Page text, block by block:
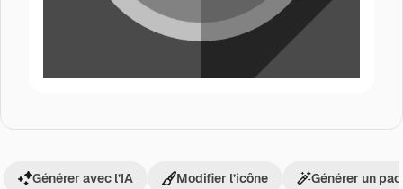
Générer avec l’IA Modifier l’icône Générer un